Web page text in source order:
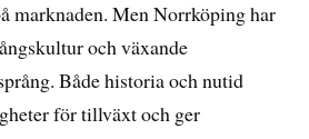
marknaden. Men Norrköping har
och växande
Både historia och nutid
för tillväxt och ger